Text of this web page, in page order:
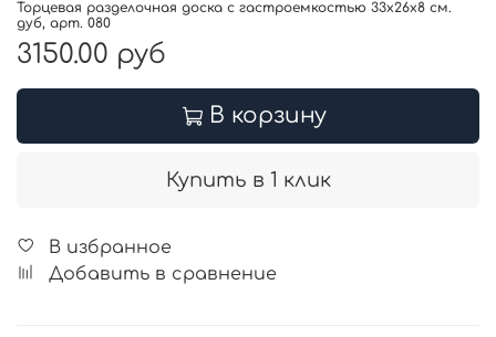
Торцевая разделочная доска с гастроемкостью 33x26x8 см.
дуб, арт. 080
3150.00 руб
В корзину
Купить в 1 клик
В избранное
Добавить в сравнение